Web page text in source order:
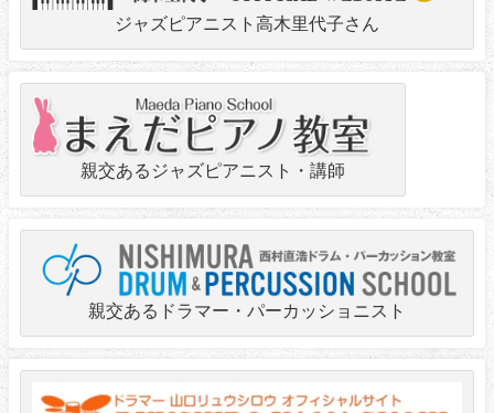
ジャズピアニスト高木里代子さん
親交あるジャズピアニスト・講師
親交あるドラマー・パーカッショニスト